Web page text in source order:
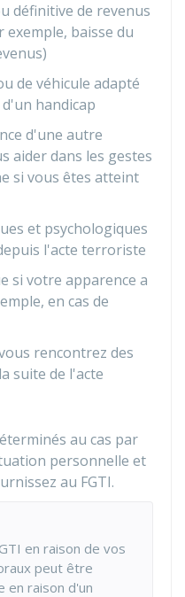
définitive de revenus
baisse du
de véhicule adapté
handicap
d'une autre
aider dans les gestes
si vous êtes atteint
et psychologiques
l'acte terroriste
si votre apparence a
en cas de
rencontrez des
suite de l'acte
au cas par
personnelle et
au FGTI.
en raison de vos
peut être
en raison d'un